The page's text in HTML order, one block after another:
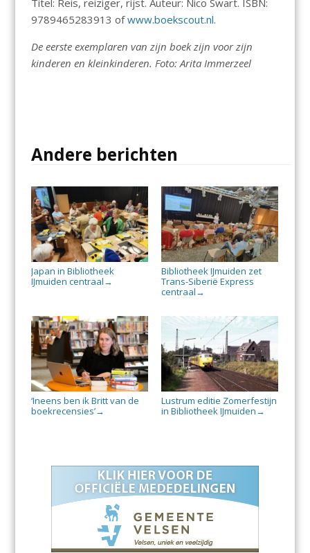
Titel: Reis, reiziger, rijst. Auteur: Nico Swart. ISBN:
9789465283913 ofwww.boekscout.nl.
De eerste exemplaren van zijn boek zijn voor zijn
kinderen en kleinkinderen. Foto: Arita Immerzeel
Andere berichten
Japan in Bibliotheek
IJmuiden centraal →
Bibliotheek IJmuiden zet
Trans-Siberië Express
centraal →
‘Ineens ben ik Britt van de
boekrecensies’→
Lustrum editie Zomerfestijn
in Bibliotheek IJmuiden →